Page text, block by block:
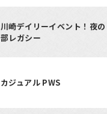
川崎デイリーイベント！夜の
部レガシー
カジュアル PWS